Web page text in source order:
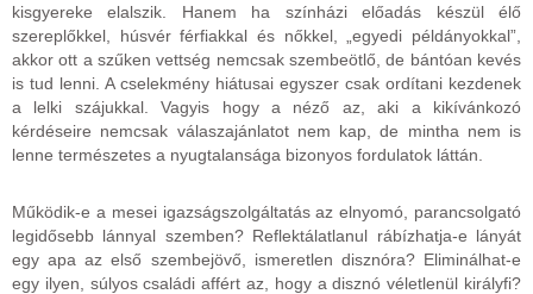
kisgyereke elalszik. Hanem ha színházi előadás készül élő
szereplőkkel, húsvér férfiakkal és nőkkel, „egyedi példányokkal”,
akkor ott a szűken vettség nemcsak szembeötlő, de bántóan kevés
is tud lenni. A cselekmény hiátusai egyszer csak ordítani kezdenek
a lelki szájukkal. Vagyis hogy a néző az, aki a kikívánkozó
kérdéseire nemcsak válaszajánlatot nem kap, de mintha nem is
lenne természetes a nyugtalansága bizonyos fordulatok láttán.
Működik-e a mesei igazságszolgáltatás az elnyomó, parancsolgató
legidősebb lánnyal szemben? Reflektálatlanul rábízhatja-e lányát
egy apa az első szembejövő, ismeretlen disznóra? Eliminálhat-e
egy ilyen, súlyos családi affért az, hogy a disznó véletlenül királyfi?